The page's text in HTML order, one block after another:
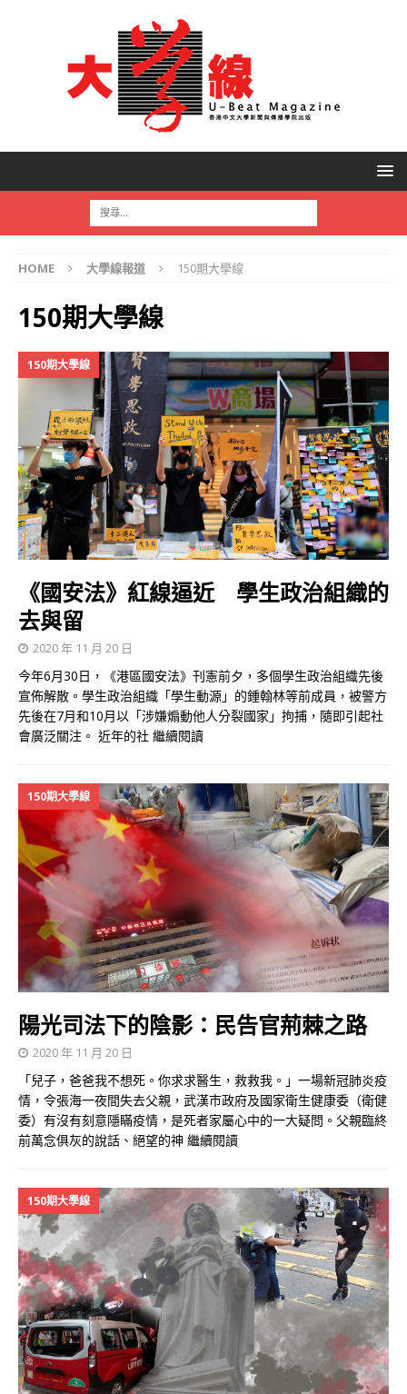
HOME 大學線報道 150期大學線
150期大學線
150期大學線
《國安法》紅線逼近 學生政治組織的
去與留
2020 年 11 月 20 日
今年6月30日，《港區國安法》刊憲前夕，多個學生政治組織先後
宣佈解散。學生政治組織「學生動源」的鍾翰林等前成員，被警方
先後在7月和10月以「涉嫌煽動他人分裂國家」拘捕，隨即引起社
會廣泛關注。 近年的社 繼續閱讀
150期大學線
陽光司法下的陰影：民告官荊棘之路
2020 年 11 月 20 日
「兒子，爸爸我不想死。你求求醫生，救救我。」一場新冠肺炎疫
情，令張海一夜間失去父親，武漢市政府及國家衛生健康委（衛健
委）有沒有刻意隱瞞疫情，是死者家屬心中的一大疑問。父親臨終
前萬念俱灰的說話、絕望的神 繼續閱讀
150期大學線